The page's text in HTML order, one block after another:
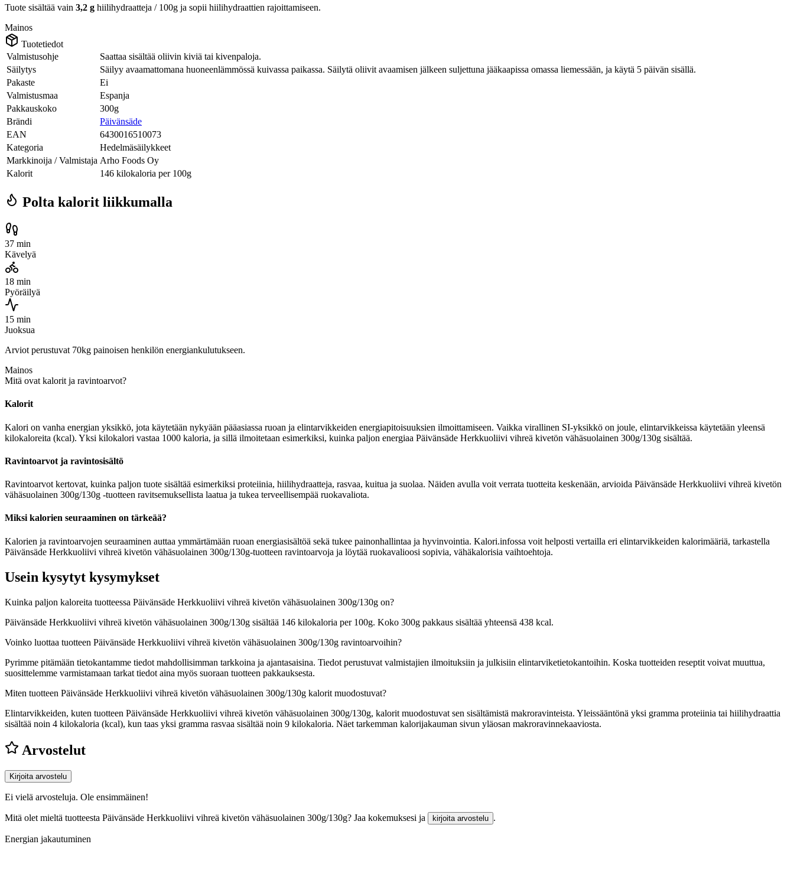
Tuote sisältää vain 3,2 g hiilihydraatteja / 100g ja sopii hiilihydraattien rajoittamiseen.
Mainos
Tuotetiedot
Valmistusohje
Saattaa sisältää oliivin kiviä tai kivenpaloja.
Säilytys
Säilyy avaamattomana huoneenlämmössä kuivassa paikassa. Säilytä oliivit avaamisen jälkeen suljettuna jääkaapissa omassa liemessään, ja käytä 5 päivän sisällä.
Pakaste
Ei
Valmistusmaa
Espanja
Pakkauskoko
300g
Brändi
Päivänsäde
EAN
6430016510073
Kategoria
Hedelmäsäilykkeet
Markkinoija / Valmistaja Arho Foods Oy
Kalorit
146 kilokaloria per 100g
Polta kalorit liikkumalla
37 min
Kävelyä
18 min
Pyöräilyä
15 min
Juoksua
Arviot perustuvat 70kg painoisen henkilön energiankulutukseen.
Mainos
Mitä ovat kalorit ja ravintoarvot?
Kalorit
Kalori on vanha energian yksikkö, jota käytetään nykyään pääasiassa ruoan ja elintarvikkeiden energiapitoisuuksien ilmoittamiseen. Vaikka virallinen SI-yksikkö on joule, elintarvikkeissa käytetään yleensä
kilokaloreita (kcal). Yksi kilokalori vastaa 1000 kaloria, ja sillä ilmoitetaan esimerkiksi, kuinka paljon energiaa Päivänsäde Herkkuoliivi vihreä kivetön vähäsuolainen 300g/130g sisältää.
Ravintoarvot ja ravintosisältö
Ravintoarvot kertovat, kuinka paljon tuote sisältää esimerkiksi proteiinia, hiilihydraatteja, rasvaa, kuitua ja suolaa. Näiden avulla voit verrata tuotteita keskenään, arvioida Päivänsäde Herkkuoliivi vihreä kivetön
vähäsuolainen 300g/130g -tuotteen ravitsemuksellista laatua ja tukea terveellisempää ruokavaliota.
Miksi kalorien seuraaminen on tärkeää?
Kalorien ja ravintoarvojen seuraaminen auttaa ymmärtämään ruoan energiasisältöä sekä tukee painonhallintaa ja hyvinvointia. Kalori.infossa voit helposti vertailla eri elintarvikkeiden kalorimääriä, tarkastella
Päivänsäde Herkkuoliivi vihreä kivetön vähäsuolainen 300g/130g-tuotteen ravintoarvoja ja löytää ruokavalioosi sopivia, vähäkalorisia vaihtoehtoja.
Usein kysytyt kysymykset
Kuinka paljon kaloreita tuotteessa Päivänsäde Herkkuoliivi vihreä kivetön vähäsuolainen 300g/130g on?
Päivänsäde Herkkuoliivi vihreä kivetön vähäsuolainen 300g/130g sisältää 146 kilokaloria per 100g. Koko 300g pakkaus sisältää yhteensä 438 kcal.
Voinko luottaa tuotteen Päivänsäde Herkkuoliivi vihreä kivetön vähäsuolainen 300g/130g ravintoarvoihin?
Pyrimme pitämään tietokantamme tiedot mahdollisimman tarkkoina ja ajantasaisina. Tiedot perustuvat valmistajien ilmoituksiin ja julkisiin elintarviketietokantoihin. Koska tuotteiden reseptit voivat muuttua,
suosittelemme varmistamaan tarkat tiedot aina myös suoraan tuotteen pakkauksesta.
Miten tuotteen Päivänsäde Herkkuoliivi vihreä kivetön vähäsuolainen 300g/130g kalorit muodostuvat?
Elintarvikkeiden, kuten tuotteen Päivänsäde Herkkuoliivi vihreä kivetön vähäsuolainen 300g/130g, kalorit muodostuvat sen sisältämistä makroravinteista. Yleissääntönä yksi gramma proteiinia tai hiilihydraattia
sisältää noin 4 kilokaloria (kcal), kun taas yksi gramma rasvaa sisältää noin 9 kilokaloria. Näet tarkemman kalorijakauman sivun yläosan makroravinnekaaviosta.
Arvostelut
Kirjoita arvostelu
Ei vielä arvosteluja. Ole ensimmäinen!
Mitä olet mieltä tuotteesta Päivänsäde Herkkuoliivi vihreä kivetön vähäsuolainen 300g/130g? Jaa kokemuksesi ja kirjoita arvostelu .
Energian jakautuminen